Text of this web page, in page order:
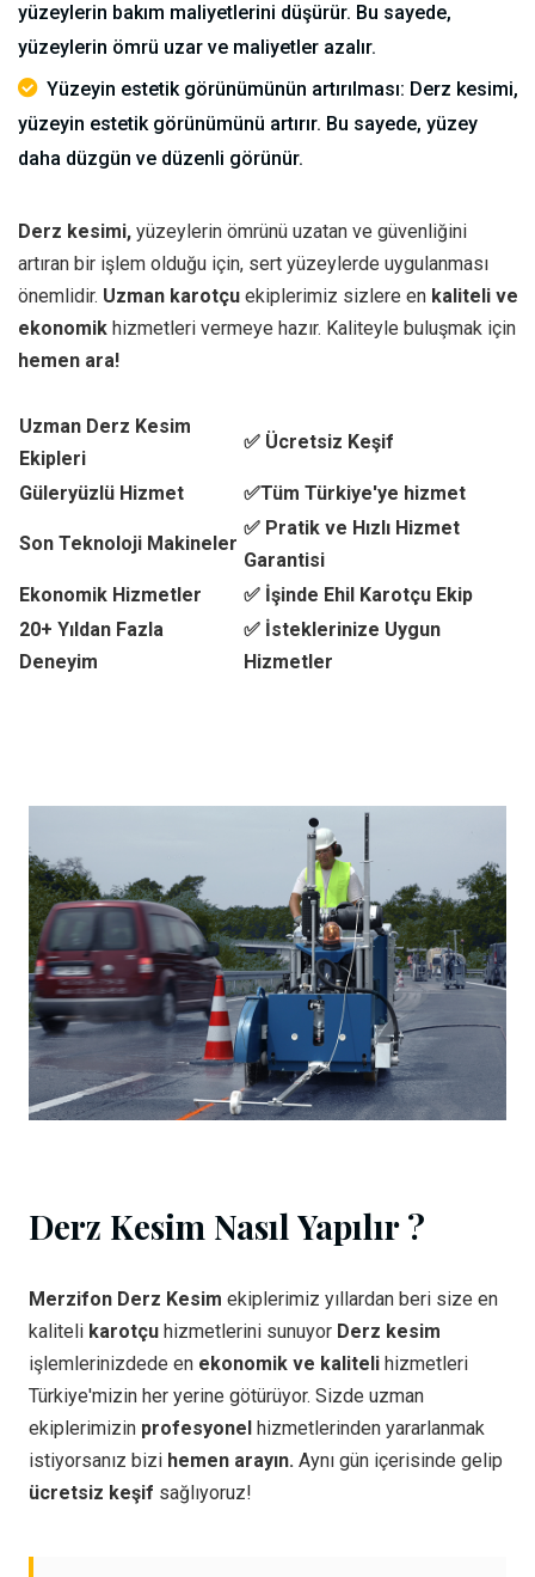
yüzeylerin bakım maliyetlerini düşürür. Bu sayede,
yüzeylerin ömrü uzar ve maliyetler azalır.
Yüzeyin estetik görünümünün artırılması: Derz kesimi,
yüzeyin estetik görünümünü artırır. Bu sayede, yüzey
daha düzgün ve düzenli görünür.
Derz kesimi, yüzeylerin ömrünü uzatan ve güvenliğini
artıran bir işlem olduğu için, sert yüzeylerde uygulanması
önemlidir. Uzman karotçu ekiplerimiz sizlere en kaliteli ve
ekonomik hizmetleri vermeye hazır. Kaliteyle buluşmak için
hemen ara!
Uzman Derz Kesim
Ekipleri
✅ Ücretsiz Keşif
Güleryüzlü Hizmet ✅Tüm Türkiye'ye hizmet
Son Teknoloji Makineler
✅ Pratik ve Hızlı Hizmet
Garantisi
Ekonomik Hizmetler
✅ İşinde Ehil Karotçu Ekip
20+ Yıldan Fazla
Deneyim
✅ İsteklerinize Uygun
Hizmetler
Derz Kesim Nasıl Yapılır ?
Merzifon Derz Kesim ekiplerimiz yıllardan beri size en
kaliteli karotçu hizmetlerini sunuyor Derz kesim
işlemlerinizdede en ekonomik ve kaliteli hizmetleri
Türkiye'mizin her yerine götürüyor. Sizde uzman
ekiplerimizin profesyonel hizmetlerinden yararlanmak
istiyorsanız bizi hemen arayın. Aynı gün içerisinde gelip
ücretsiz keşif sağlıyoruz!